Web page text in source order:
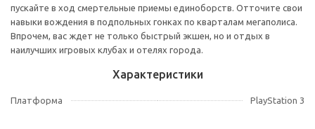
пускайте в ход смертельные приемы единоборств. Отточите свои
навыки вождения в подпольных гонках по кварталам мегаполиса.
Впрочем, вас ждет не только быстрый экшен, но и отдых в
наилучших игровых клубах и отелях города.
Характеристики
Платформа PlayStation 3